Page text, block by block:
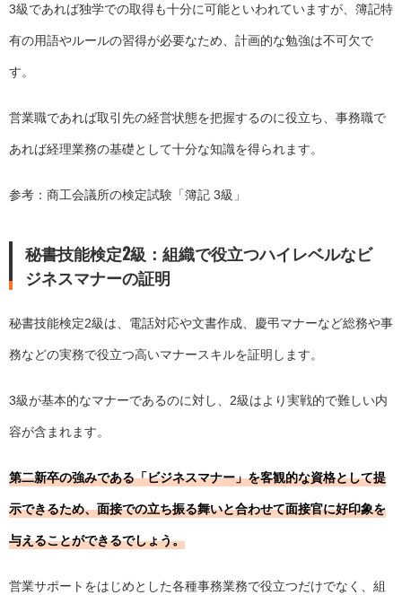
3級であれば独学での取得も十分に可能といわれていますが、簿記特
有の用語やルールの習得が必要なため、計画的な勉強は不可欠で
す。
営業職であれば取引先の経営状態を把握するのに役立ち、事務職で
あれば経理業務の基礎として十分な知識を得られます。
参考：商工会議所の検定試験「簿記 3級 」
秘書技能検定2級：組織で役立つハイレベルなビ
ジネスマナーの証明
秘書技能検定2級は、電話対応や文書作成、慶弔マナーなど総務や事
務などの実務で役立つ高いマナースキルを証明します。
3級が基本的なマナーであるのに対し、2級はより実戦的で難しい内
容が含まれます。
第二新卒の強みである「ビジネスマナー」を客観的な資格として提
示できるため、面接での立ち振る舞いと合わせて面接官に好印象を
与えることができるでしょう。
営業サポートをはじめとした各種事務業務で役立つだけでなく、組